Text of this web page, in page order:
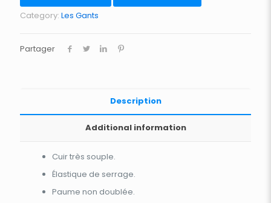
Category: Les Gants
Partager
Description
Additional information
Cuir très souple.
Élastique de serrage.
Paume non doublée.